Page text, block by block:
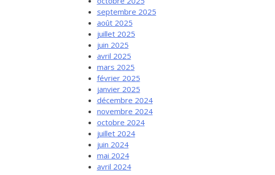
septembre 2025
août 2025
juillet 2025
juin 2025
avril 2025
mars 2025
février 2025
janvier 2025
décembre 2024
novembre 2024
octobre 2024
juillet 2024
juin 2024
mai 2024
avril 2024